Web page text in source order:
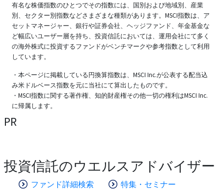
有名な株価指数のひとつでその指数には、国別および地域別、産業
別、セクター別指数などさまざまな種類があります。MSCI指数は、ア
セットマネージャー、銀行や証券会社、ヘッジファンド、年金基金な
ど幅広いユーザー層を持ち、投資信託においては、運用会社にて多く
の海外株式に投資するファンドがベンチマークや参考指数として利用
しています。
・本ページに掲載している円換算指数は、MSCI Inc.が公表する配当込
み米ドルベース指数を元に当社にて算出したものです。
・MSCI指数に関する著作権、知的財産権その他一切の権利はMSCI Inc.
に帰属します。
PR
投資信託のウエルスアドバイザー
ファンド詳細検索
特集・セミナー